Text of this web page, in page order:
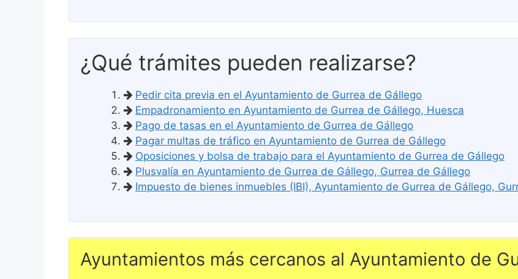
¿Qué trámites pueden realizarse?
Pedir cita previa en el Ayuntamiento de Gurrea de Gállego
Empadronamiento en Ayuntamiento de Gurrea de Gállego, Huesca
Pago de tasas en el Ayuntamiento de Gurrea de Gállego
Pagar multas de tráfico en Ayuntamiento de Gurrea de Gállego
Oposiciones y bolsa de trabajo para el Ayuntamiento de Gurrea de Gállego
Plusvalía en Ayuntamiento de Gurrea de Gállego, Gurrea de Gállego
Impuesto de bienes inmuebles (IBI), Ayuntamiento de Gurrea de Gállego,
Ayuntamientos más cercanos al Ayuntamiento de